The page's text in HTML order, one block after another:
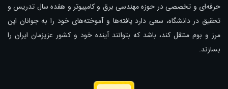
حرفه‌ای و تخصصی در حوزه مهندسی برق و کامپیوتر و هفده سال تدریس و
تحقیق در دانشگاه، سعی دارد یافته‌ها و آموخته‌های خود را به جوانان این
مرز و بوم منتقل کند، باشد که بتوانند آینده خود و کشور عزیزمان ایران را
بسازند.